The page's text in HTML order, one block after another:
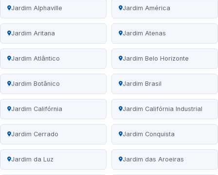
Jardim Alphaville Jardim América
Jardim Aritana Jardim Atenas
Jardim Atlântico Jardim Belo Horizonte
Jardim Botânico Jardim Brasil
Jardim Califórnia Jardim Califórnia Industrial
Jardim Cerrado Jardim Conquista
Jardim da Luz Jardim das Aroeiras